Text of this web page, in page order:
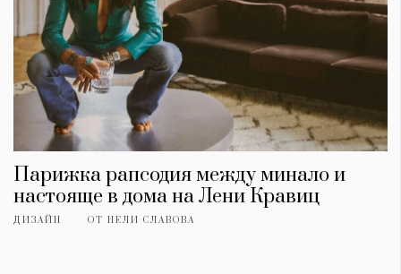
Парижка рапсодия между минало и
настояще в дома на Лени Кравиц
ДИЗАЙН ОТ НЕЛИ СЛАВОВА